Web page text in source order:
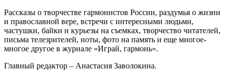
Рассказы о творчестве гармонистов России, раздумья о жизни
и православной вере, встречи с интересными людьми,
частушки, байки и курьезы на съемках, творчество читателей,
письма телезрителей, ноты, фото на память и еще многое-
многое другое в журнале «Играй, гармонь».
Главный редактор – Анастасия Заволокина.